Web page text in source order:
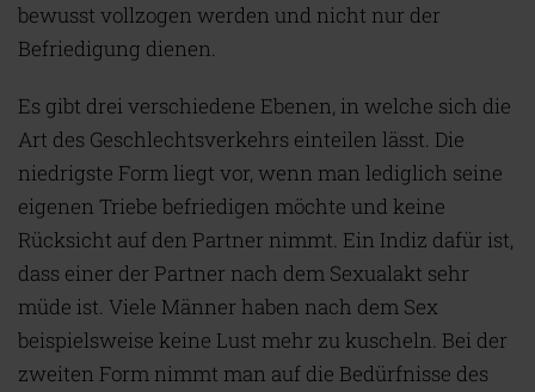
bewusst vollzogen werden und nicht nur der
Befriedigung dienen.
Es gibt drei verschiedene Ebenen, in welche sich die
Art des Geschlechtsverkehrs einteilen lässt. Die
niedrigste Form liegt vor, wenn man lediglich seine
eigenen Triebe befriedigen möchte und keine
Rücksicht auf den Partner nimmt. Ein Indiz dafür ist,
dass einer der Partner nach dem Sexualakt sehr
müde ist. Viele Männer haben nach dem Sex
beispielsweise keine Lust mehr zu kuscheln. Bei der
zweiten Form nimmt man auf die Bedürfnisse des